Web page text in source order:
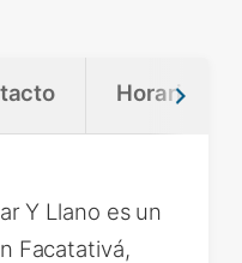
Horario
Y Llano es un
Facatativá,